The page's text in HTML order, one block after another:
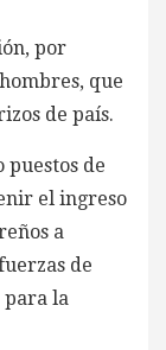
por
que
de país.
de
el ingreso
a
de
para la